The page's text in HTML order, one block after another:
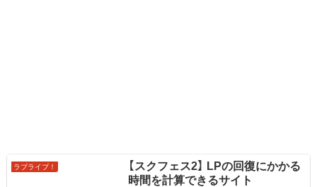
ラブライブ！
【スクフェス2】 LPの回復にかかる
時間を計算できるサイト